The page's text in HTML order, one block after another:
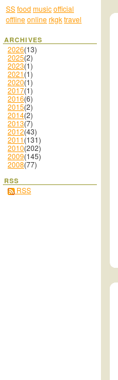
SSfood musicofficial
offlineonlinerkgktravel
ARCHIVES
2026(13)
2025(2)
2023(1)
2021(1)
2020(1)
2017(1)
2016(6)
2015(2)
2014(2)
2013(7)
2012(43)
2011(131)
2010(202)
2009(145)
2008(77)
RSS
RSS